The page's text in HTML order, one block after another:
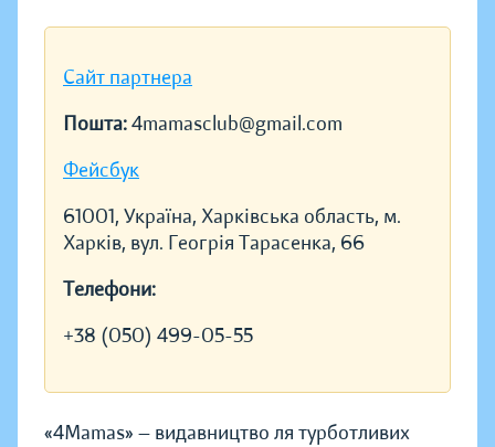
Сайт партнера
Пошта:4mamasclub@gmail.com
Фейсбук
61001, Україна, Харківська область, м.
Харків, вул. Геогрія Тарасенка, 66
Телефони:
+38 (050) 499-05-55
«4Mamas» — видавництво ля турботливих